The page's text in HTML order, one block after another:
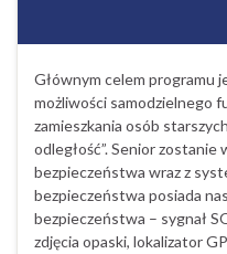
Głównym celem programu
możliwości samodzielnego
zamieszkania osób
odległość”. Senior
bezpieczeństwa wraz z
bezpieczeństwa posiada
bezpieczeństwa – sygnał
zdjęcia opaski, lokalizator